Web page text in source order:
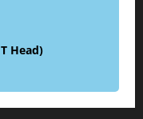
Head)